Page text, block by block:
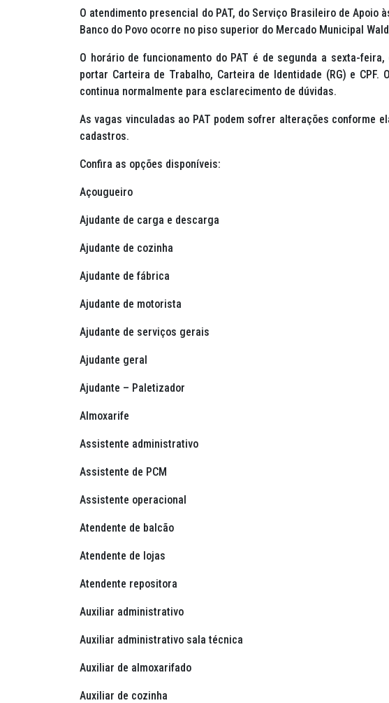
O atendimento presencial do PAT, do Serviço Brasileiro de Apoio
Banco do Povo ocorre no piso superior do Mercado Municipal
O horário de funcionamento do PAT é de segunda a sexta-
portar Carteira de Trabalho, Carteira de Identidade (RG) e CPF.
continua normalmente para esclarecimento de dúvidas.
As vagas vinculadas ao PAT podem sofrer alterações conforme
cadastros.
Confira as opções disponíveis:
Açougueiro
Ajudante de carga e descarga
Ajudante de cozinha
Ajudante de fábrica
Ajudante de motorista
Ajudante de serviços gerais
Ajudante geral
Ajudante – Paletizador
Almoxarife
Assistente administrativo
Assistente de PCM
Assistente operacional
Atendente de balcão
Atendente de lojas
Atendente repositora
Auxiliar administrativo
Auxiliar administrativo sala técnica
Auxiliar de almoxarifado
Auxiliar de cozinha